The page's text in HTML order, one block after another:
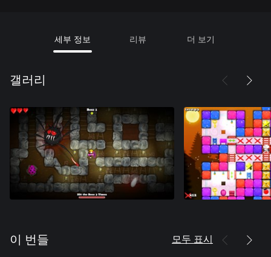
세부 정보 리뷰 더 보기
갤러리
이 번들 모두 표시